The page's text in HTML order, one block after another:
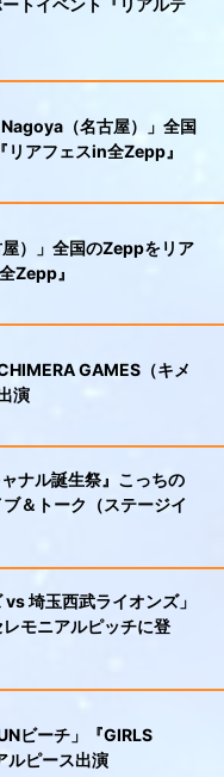
トイベント『リアルテ
（名古屋）」全国
アフェスin全Zepp』
）」全国のZeppをリア
Zepp』
GAMES（キメ
演
ナル誕生祭』こっちの
＆トーク（ステージイ
埼玉西武ライオンズ」
モニアルピッチに登
ビーチ」『GIRLS
ルピース出演